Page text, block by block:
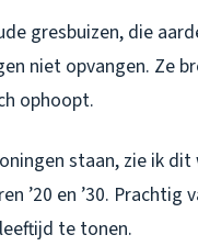
gresbuizen, die
niet opvangen. Ze
ophoopt.
staan, zie ik dit
’20 en ’30. Prachtig
te tonen.